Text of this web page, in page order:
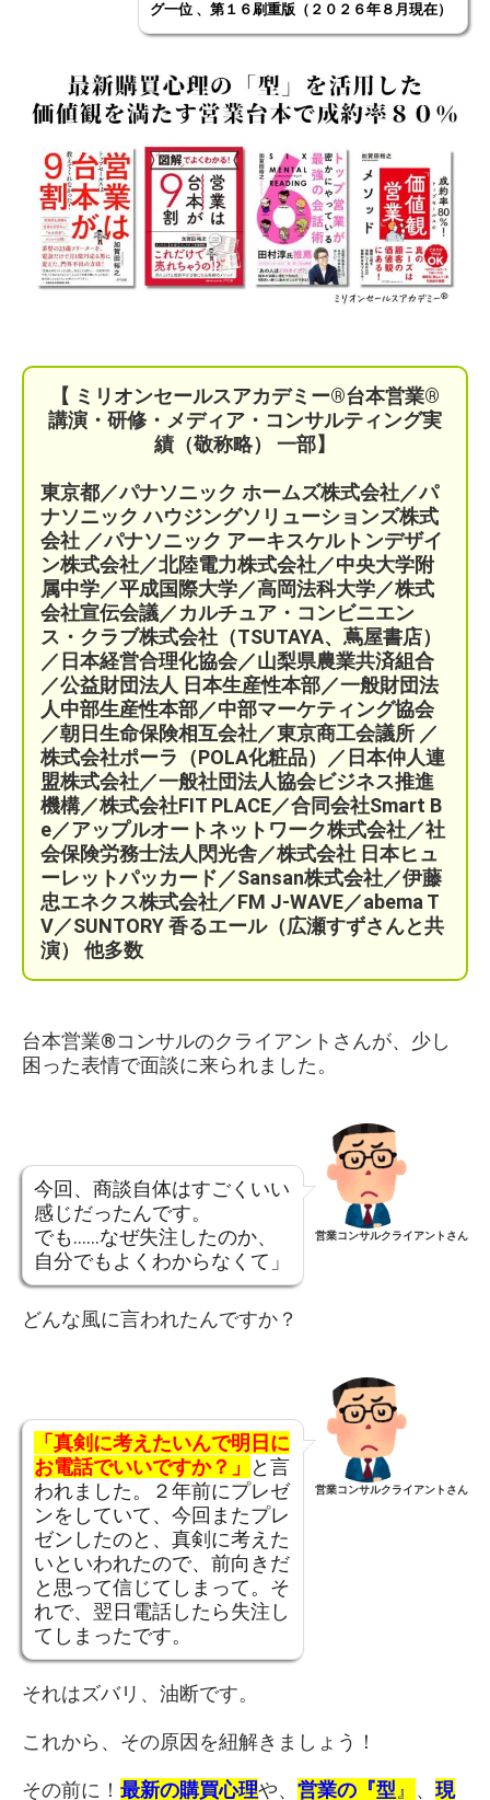
グ一位 、第１６刷重版（２０２６年８月現在）
【 ミリオンセールスアカデミー®︎台本営業®︎
講演・研修・メディア・コンサルティング実
績（敬称略） 一部】
東京都／パナソニック ホームズ株式会社／パ
ナソニック ハウジングソリューションズ株式
会社 ／パナソニック アーキスケルトンデザイ
ン株式会社／北陸電力株式会社／中央大学附
属中学／平成国際大学／高岡法科大学／株式
会社宣伝会議／カルチュア・コンビニエン
ス・クラブ株式会社（TSUTAYA、蔦屋書店）
／ 日本経営合理化協会／山梨県農業共済組合
／公益財団法人 日本生産性本部／一般財団法
人中部生産性本部／中部マーケティング協会
／朝日生命保険相互会社／東京商工会議所 ／
株式会社ポーラ（POLA化粧品）
／日本仲人連
盟株式会社／一般社団法人協会ビジネス推進
機構／株式会社FIT PLACE／合同会社Smart B
e／アップルオートネットワーク株式会社／社
会保険労務士法人閃光舎／株式会社 日本ヒュ
ーレットパッカード／Sansan株式会社／伊藤
忠エネクス株式会社／FM J-WAVE／abema T
V／SUNTORY 香るエール（広瀬すずさんと共
演） 他多数
台本営業®︎コンサルのクライアントさんが、少し
困った表情で面談に来られました。
今回、商談自体はすごくいい
感じだったんです。
でも……なぜ失注したのか、
自分でもよくわからなくて」
営業コンサルクライアントさん
どんな風に言われたんですか？
「真剣に考えたいんで明日に
お電話でいいですか？」
と言
われました。２年前にプレゼ
ンをしていて、今回またプレ
ゼンしたのと、真剣に考えた
いといわれたので、前向きだ
と思って信じてしまって。そ
れで、翌日電話したら失注し
てしまったです。
営業コンサルクライアントさん
それはズバリ、油断です。
これから、その原因を紐解きましょう！
その前に！ 最新の購買心理や、 営業の『型 』 、 現